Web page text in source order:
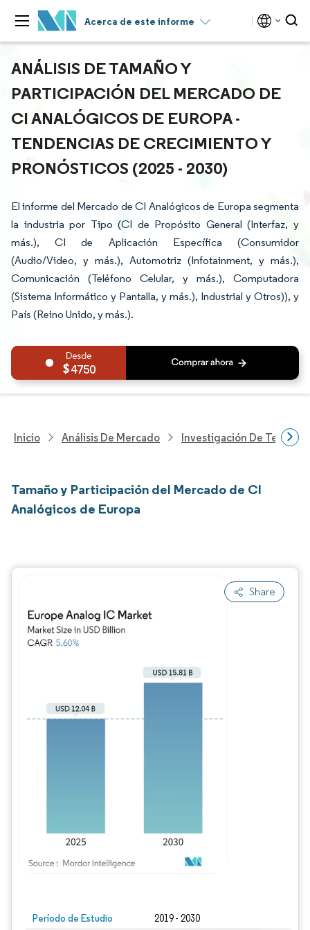
Acerca de este informe
ANÁLISIS DE TAMAÑO Y
PARTICIPACIÓN DEL MERCADO DE
CI ANALÓGICOS DE EUROPA -
TENDENCIAS DE CRECIMIENTO Y
PRONÓSTICOS (2025 - 2030)
El informe del Mercado de CI Analógicos de Europa segmenta
la industria por Tipo (CI de Propósito General (Interfaz, y
más.), CI de Aplicación Específica (Consumidor
(Audio/Video, y más.), Automotriz (Infotainment, y más.),
Comunicación (Teléfono Celular, y más.), Computadora
(Sistema Informático y Pantalla, y más.), Industrial y Otros)), y
País (Reino Unido, y más.).
4750
Inicio Análisis De Mercado Investigación De
Tamaño y Participación del Mercado de CI
Analógicos de Europa
Share
Período de Estudio 2019 - 2030